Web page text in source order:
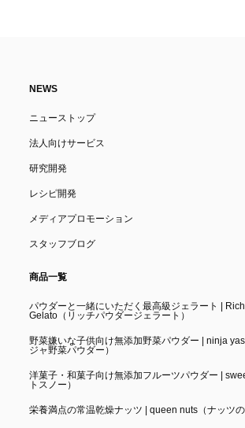
NEWS
ニューストップ
法人向けサービス
研究開発
レシピ開発
メディアプロモーション
スタッフブログ
商品一覧
パウダーと一緒にいただく最高級ジェラート |
Gelato（リッチパウダージェラート）
野菜嫌いな子供向け無添加野菜パウダー | ninja
ジャ野菜パウダー）
洋菓子・和菓子向け無添加フルーツパウダー |
トスノー）
栄養満点の常温乾燥ナッツ | queen nuts（ナッツの